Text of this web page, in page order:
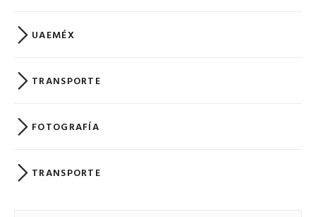
UAEMÉX
TRANSPORTE
FOTOGRAFÍA
TRANSPORTE